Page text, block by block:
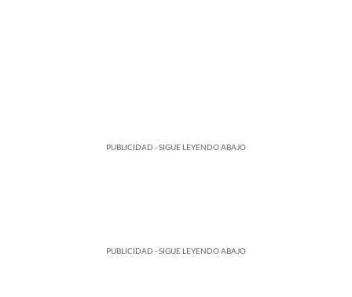
PUBLICIDAD - SIGUE LEYENDO ABAJO
PUBLICIDAD - SIGUE LEYENDO ABAJO